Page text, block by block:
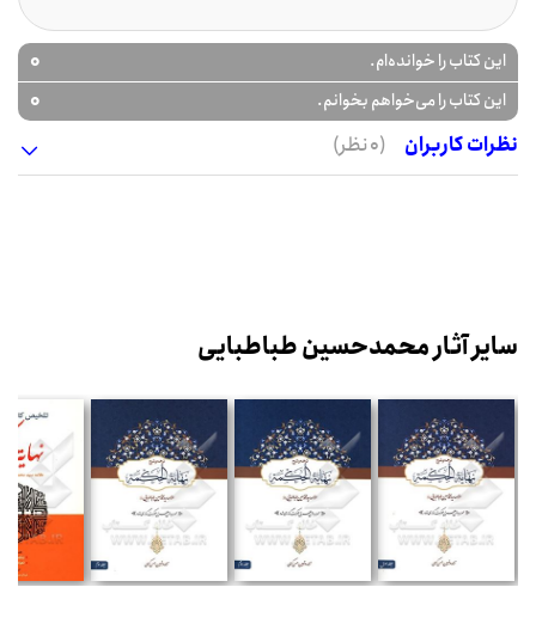
این کتاب را خوانده‌ام. 0
این کتاب را می‌خواهم بخوانم.
0
نظرات کاربران
(0 نظر)
سایر آثار محمدحسین طباطبایی